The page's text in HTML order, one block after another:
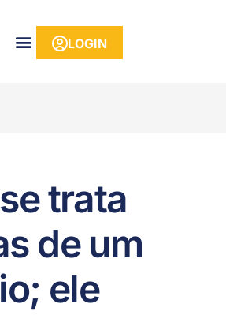
LOGIN
trata
de um
ele